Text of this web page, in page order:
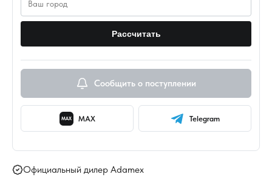
Рассчитать
Сообщить о поступлении
MAX MAX Telegram
Официальный дилер Adamex